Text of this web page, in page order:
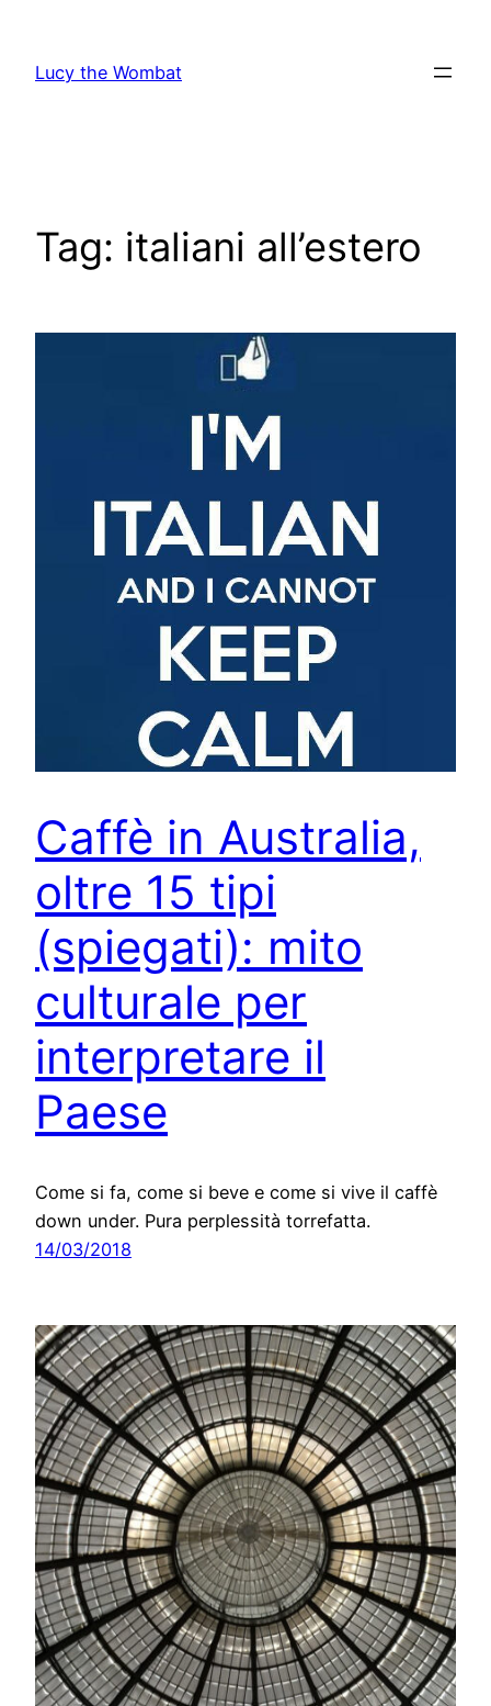
contenuto
Lucy the Wombat
Tag: italiani all’estero
Caffè in Australia,
oltre 15 tipi
(spiegati): mito
culturale per
interpretare il
Paese
Come si fa, come si beve e come si vive il caffè
down under. Pura perplessità torrefatta.
14/03/2018